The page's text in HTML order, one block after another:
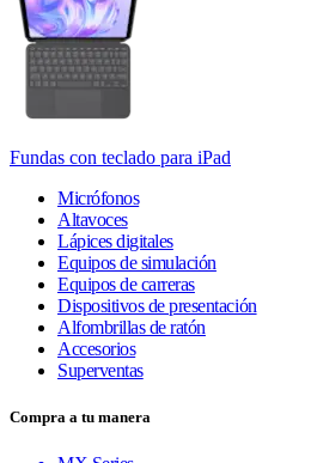
Fundas con teclado para iPad
Micrófonos
Altavoces
Lápices digitales
Equipos de simulación
Equipos de carreras
Dispositivos de presentación
Alfombrillas de ratón
Accesorios
Superventas
Compra a tu manera